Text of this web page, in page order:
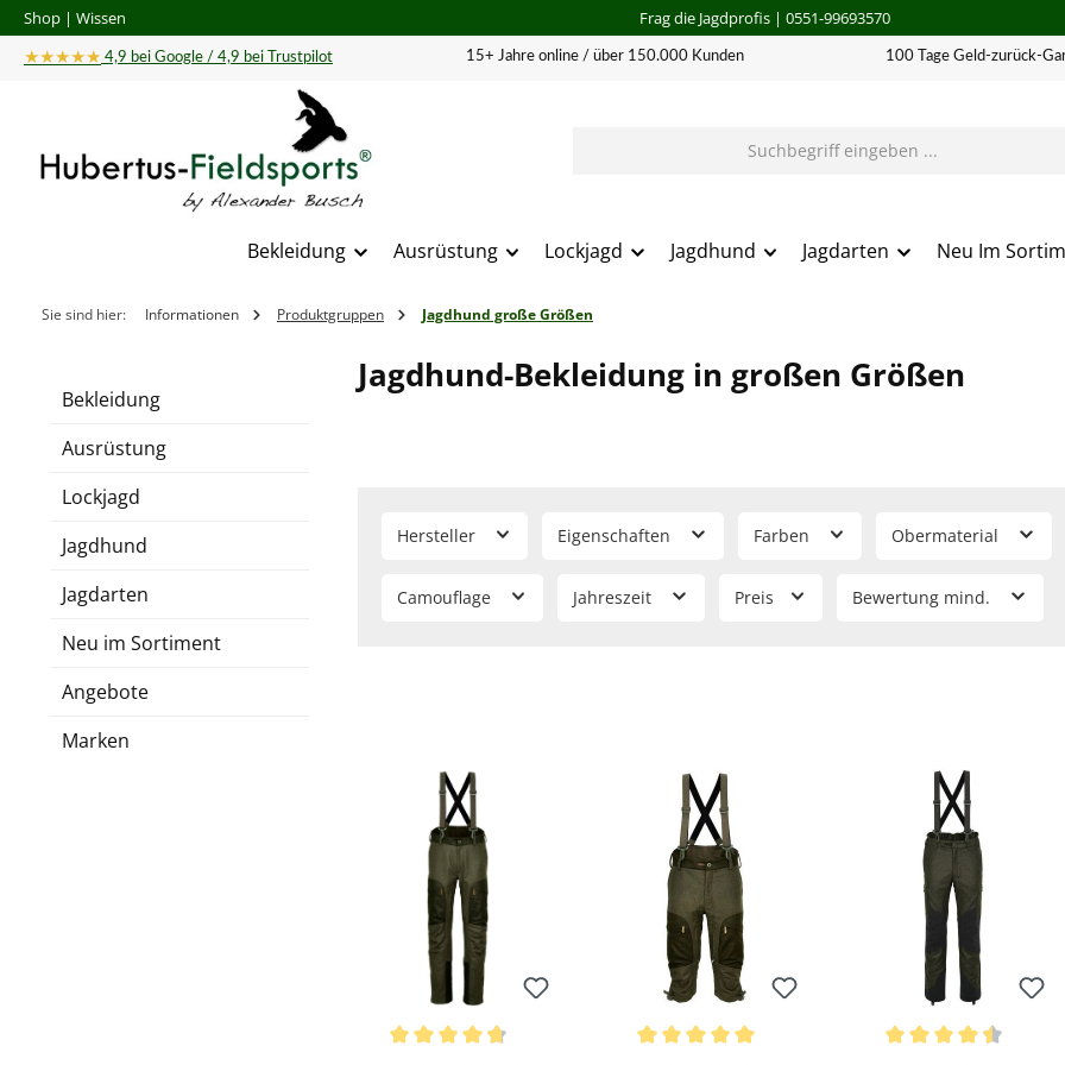
Hauptinhalt springen
Zur Suche springen
Zur Hauptnavigation springen
Shop | Wissen Frag die Jagdprofis| 0551-99693570
★★★★★ 4,9 bei Google / 4,9 bei Trustpilot 15+ Jahre online / über 150.000 Kunden 100 Tage Geld-zurück-
Bekleidung Ausrüstung Lockjagd Jagdhund Jagdarten Neu Im
Sie sind hier: Informationen Produktgruppen Jagdhund große Größen
Bekleidung
Ausrüstung
Lockjagd
Jagdhund
Jagdarten
Neu im Sortiment
Angebote
Marken
Jagdhund-Bekleidung in großen Größen
Hersteller Eigenschaften Farben Obermaterial
Camouflage Jahreszeit Preis Bewertung mind.
Bewerten Bewerten Bewerten